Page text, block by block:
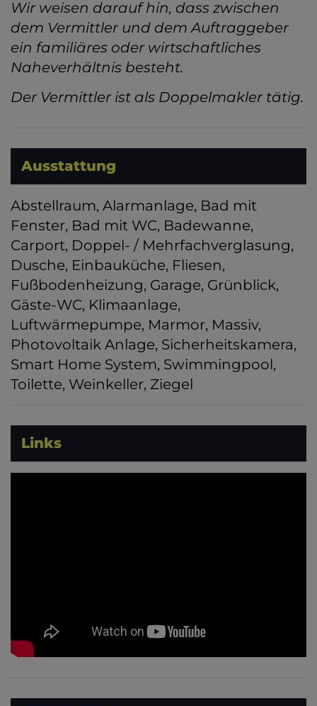
Wir weisen darauf hin, dass zwischen
dem Vermittler und dem Auftraggeber
ein familiäres oder wirtschaftliches
Naheverhältnis besteht.
Der Vermittler ist als Doppelmakler tätig.
Ausstattung
Abstellraum Alarmanlage Bad mit
Fenster Bad mit WC Badewanne
Carport Doppel- / Mehrfachverglasung
Dusche Einbauküche Fliesen
Fußbodenheizung Garage Grünblick
Gäste-WC Klimaanlage
Luftwärmepumpe Marmor Massiv
Photovoltaik Anlage Sicherheitskamera
Smart Home System Swimmingpool
Toilette Weinkeller Ziegel
Links